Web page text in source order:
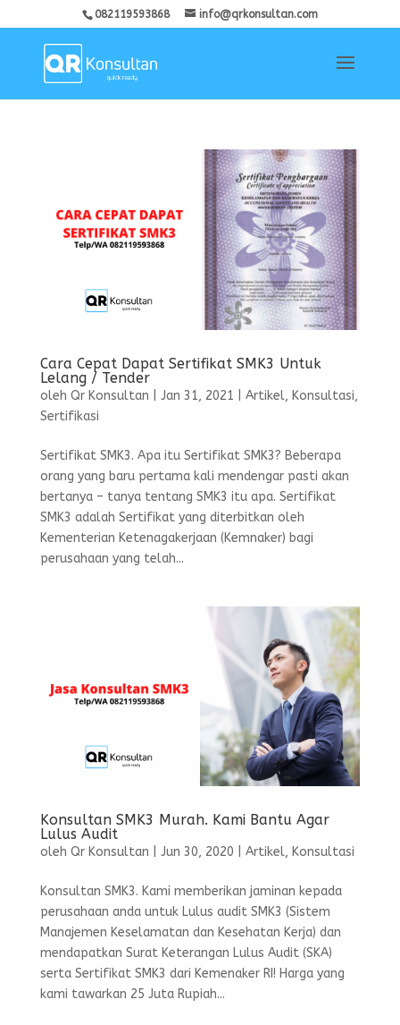
082119593868 info@qrkonsultan.com
Cara Cepat Dapat Sertifikat SMK3 Untuk
Lelang / Tender
oleh Qr Konsultan Jan 31, 2021 Artikel, Konsultasi,
Sertifikasi
Sertifikat SMK3. Apa itu Sertifikat SMK3? Beberapa
orang yang baru pertama kali mendengar pasti akan
bertanya – tanya tentang SMK3 itu apa. Sertifikat
SMK3 adalah Sertifikat yang diterbitkan oleh
Kementerian Ketenagakerjaan (Kemnaker) bagi
perusahaan yang telah...
Konsultan SMK3 Murah. Kami Bantu Agar
Lulus Audit
oleh Qr Konsultan Jun 30, 2020 Artikel, Konsultasi
Konsultan SMK3. Kami memberikan jaminan kepada
perusahaan anda untuk Lulus audit SMK3 (Sistem
Manajemen Keselamatan dan Kesehatan Kerja) dan
mendapatkan Surat Keterangan Lulus Audit (SKA)
serta Sertifikat SMK3 dari Kemenaker RI! Harga yang
kami tawarkan 25 Juta Rupiah...